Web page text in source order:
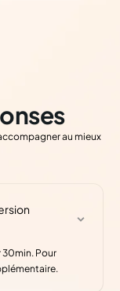
au mieux
30min. Pour